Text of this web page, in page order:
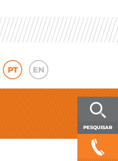
PT EN
PESQUISAR